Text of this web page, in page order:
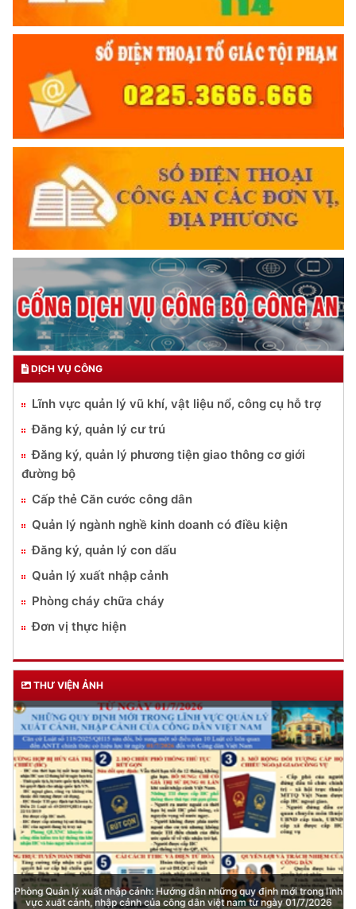
DỊCH VỤ CÔNG
Lĩnh vực quản lý vũ khí, vật liệu nổ, công cụ hỗ trợ
Đăng ký, quản lý cư trú
Đăng ký, quản lý phương tiện giao thông cơ giới
đường bộ
Cấp thẻ Căn cước công dân
Quản lý ngành nghề kinh doanh có điều kiện
Đăng ký, quản lý con dấu
Quản lý xuất nhập cảnh
Phòng cháy chữa cháy
Đơn vị thực hiện
THƯ VIỆN ẢNH
Phòng Quản lý xuất nhập cảnh: Hướng dẫn những quy định mới trong lĩnh
vực xuất cảnh, nhập cảnh của công dân việt nam từ ngày 01/7/2026